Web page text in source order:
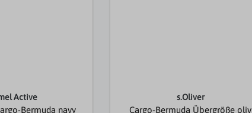
Active
Bermuda navy
s.Oliver
Cargo-Bermuda Übergröße oliv